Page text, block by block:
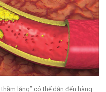
lặng” có thể dẫn đến hàng